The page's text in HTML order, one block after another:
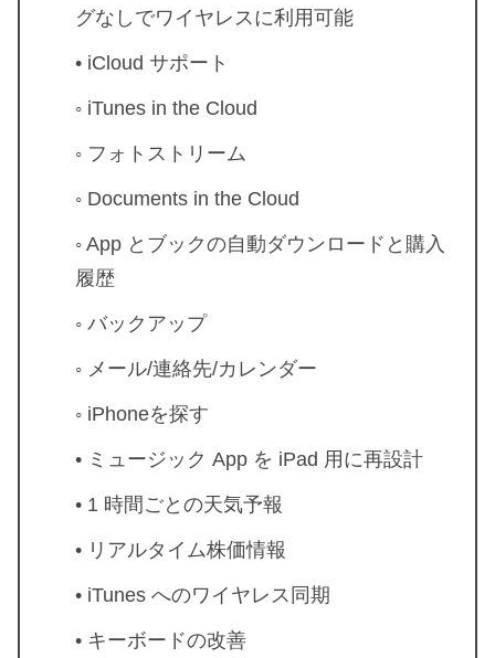
グなしでワイヤレスに利用可能
• iCloud サポート
◦ iTunes in the Cloud
◦ フォトストリーム
◦ Documents in the Cloud
◦ App とブックの自動ダウンロードと購入
履歴
◦ バックアップ
◦ メール/連絡先/カレンダー
◦ iPhoneを探す
• ミュージック App を iPad 用に再設計
• 1 時間ごとの天気予報
• リアルタイム株価情報
• iTunes へのワイヤレス同期
• キーボードの改善